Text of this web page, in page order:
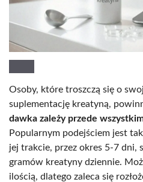
Osoby, które troszczą się o
suplementację kreatyną,
dawka zależy przede
Popularnym podejściem jest
jej trakcie, przez okres 5-7 dni,
gramów kreatyny dziennie.
ilością, dlatego zaleca się